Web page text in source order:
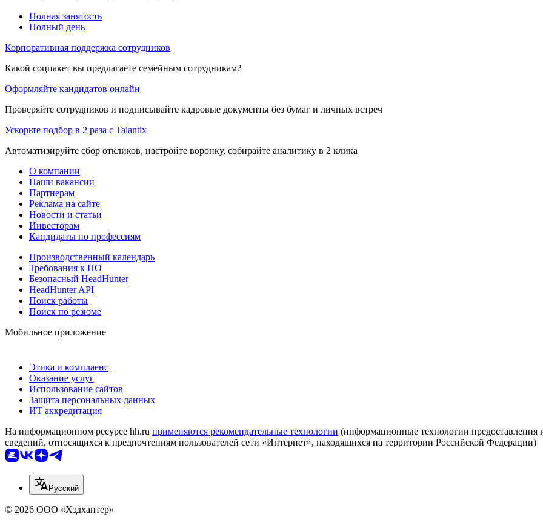
Полная занятость
Полный день
Корпоративная поддержка сотрудников
Какой соцпакет вы предлагаете семейным сотрудникам?
Оформляйте кандидатов онлайн
Проверяйте сотрудников и подписывайте кадровые документы без бумаг и личных встреч
Ускорьте подбор в 2 раза с Talantix
Автоматизируйте сбор откликов, настройте воронку, собирайте аналитику в 2 клика
О компании
Наши вакансии
Партнерам
Реклама на сайте
Новости и статьи
Инвесторам
Кандидаты по профессиям
Производственный календарь
Требования к ПО
Безопасный HeadHunter
HeadHunter API
Поиск работы
Поиск по резюме
Мобильное приложение
Этика и комплаенс
Оказание услуг
Использование сайтов
Защита персональных данных
ИТ аккредитация
На информационном ресурсе hh.ru применяются рекомендательные технологии (информационные технологии предоставления
сведений, относящихся к предпочтениям пользователей сети «Интернет», находящихся на территории Российской Федерации)
Русский
© 2026 ООО «Хэдхантер»